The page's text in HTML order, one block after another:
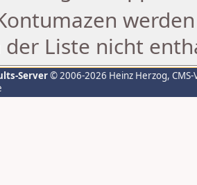
der Liste nicht
Server© 2006-2026 Heinz Herzog,